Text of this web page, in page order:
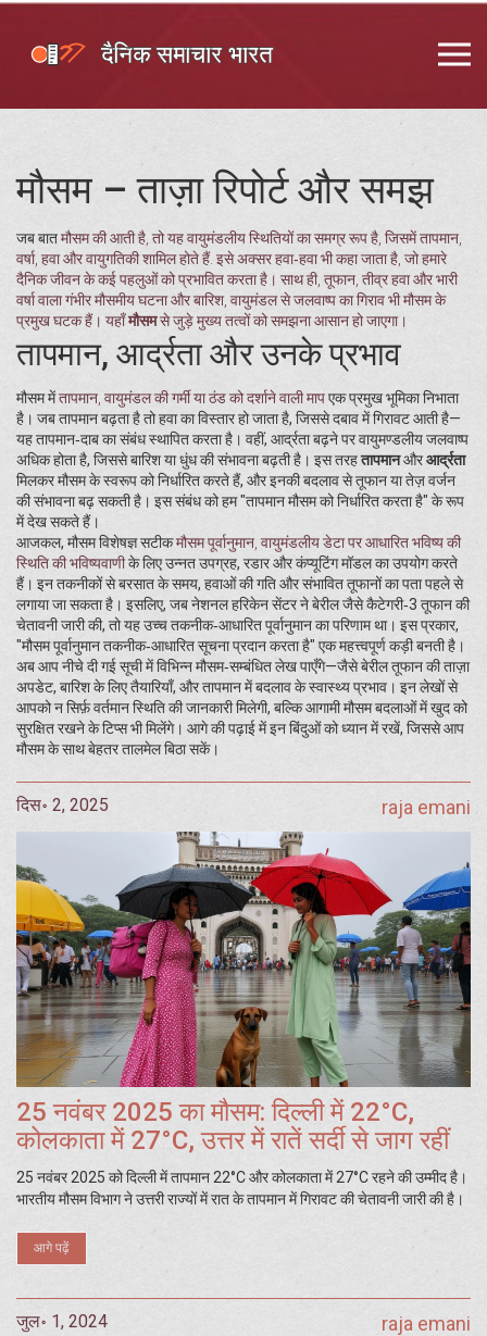
मौसम – ताज़ा रिपोर्ट और समझ
जब बातमौसमकी आती है, तो यहवायुमंडलीय स्थितियों का समग्र रूप है, जिसमें तापमान,
वर्षा, हवा और वायुगतिकी शामिल होते हैं. इसे अक्सरहवा‑हवाभी कहा जाता है, जो हमारे
दैनिक जीवन के कई पहलुओं को प्रभावित करता है। साथ ही, तूफान तीव्र हवा और भारी
वर्षा वाला गंभीर मौसमीय घटनाऔरबारिश वायुमंडल से जलवाष्प का गिरावभी मौसम के
प्रमुख घटक हैं। यहाँमौसमसे जुड़े मुख्य तत्वों को समझना आसान हो जाएगा।
तापमान, आर्द्रता और उनके प्रभाव
मौसम मेंतापमान वायुमंडल की गर्मी या ठंड को दर्शाने वाली मापएक प्रमुख भूमिका निभाता
है। जब तापमान बढ़ता है तो हवा का विस्तार हो जाता है, जिससे दबाव में गिरावट आती है—
यह तापमान‑दाब का संबंध स्थापित करता है। वहीं, आर्द्रता बढ़ने पर वायुमण्डलीय जलवाष्प
अधिक होता है, जिससे बारिश या धुंध की संभावना बढ़ती है। इस तरहतापमानऔरआर्द्रता
मिलकर मौसम के स्वरूप को निर्धारित करते हैं, और इनकी बदलाव से तूफान या तेज़ वर्जन
की संभावना बढ़ सकती है। इस संबंध को हम "तापमान मौसम को निर्धारित करता है" के रूप
में देख सकते हैं।
आजकल, मौसम विशेषज्ञ सटीकमौसम पूर्वानुमान वायुमंडलीय डेटा पर आधारित भविष्य की
स्थिति की भविष्यवाणीके लिए उन्नत उपग्रह, रडार और कंप्यूटिंग मॉडल का उपयोग करते
हैं। इन तकनीकों से बरसात के समय, हवाओं की गति और संभावित तूफानों का पता पहले से
लगाया जा सकता है। इसलिए, जब नेशनल हरिकेन सेंटर ने बेरील जैसे कैटेगरी‑3 तूफान की
चेतावनी जारी की, तो यह उच्च तकनीक‑आधारित पूर्वानुमान का परिणाम था। इस प्रकार,
"मौसम पूर्वानुमान तकनीक‑आधारित सूचना प्रदान करता है" एक महत्त्वपूर्ण कड़ी बनती है।
अब आप नीचे दी गई सूची में विभिन्न मौसम‑सम्बंधित लेख पाएँगे—जैसे बेरील तूफान की ताज़ा
अपडेट, बारिश के लिए तैयारियाँ, और तापमान में बदलाव के स्वास्थ्य प्रभाव। इन लेखों से
आपको न सिर्फ़ वर्तमान स्थिति की जानकारी मिलेगी, बल्कि आगामी मौसम बदलाओं में खुद को
सुरक्षित रखने के टिप्स भी मिलेंगे। आगे की पढ़ाई में इन बिंदुओं को ध्यान में रखें, जिससे आप
मौसम के साथ बेहतर तालमेल बिठा सकें।
दिस॰ 2, 2025 raja emani
25 नवंबर 2025 का मौसम: दिल्ली में 22°C,
कोलकाता में 27°C, उत्तर में रातें सर्दी से जाग रहीं
25 नवंबर 2025 को दिल्ली में तापमान 22°C और कोलकाता में 27°C रहने की उम्मीद है।
भारतीय मौसम विभाग ने उत्तरी राज्यों में रात के तापमान में गिरावट की चेतावनी जारी की है।
आगे पढ़ें
जुल॰ 1, 2024 raja emani